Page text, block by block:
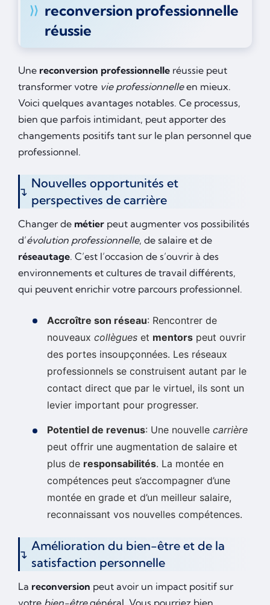
reconversion professionnelle
réussie
Une reconversion professionnelle réussie peut
transformer votre vie professionnelleen mieux.
Voici quelques avantages notables. Ce processus,
bien que parfois intimidant, peut apporter des
changements positifs tant sur le plan personnel que
professionnel.
Nouvelles opportunités et
perspectives de carrière
Changer de métier peut augmenter vos possibilités
d’évolution professionnelle, de salaire et de
réseautage. C’est l’occasion de s’ouvrir à des
environnements et cultures de travail différents,
qui peuvent enrichir votre parcours professionnel.
Accroître son réseau: Rencontrer de
nouveaux collègues et mentors peut ouvrir
des portes insoupçonnées. Les réseaux
professionnels se construisent autant par le
contact direct que par le virtuel, ils sont un
levier important pour progresser.
Potentiel de revenus: Une nouvelle carrière
peut offrir une augmentation de salaire et
plus de responsabilités. La montée en
compétences peut s’accompagner d’une
montée en grade et d’un meilleur salaire,
reconnaissant vos nouvelles compétences.
Amélioration du bien-être et de la
satisfaction personnelle
La reconversion peut avoir un impact positif sur